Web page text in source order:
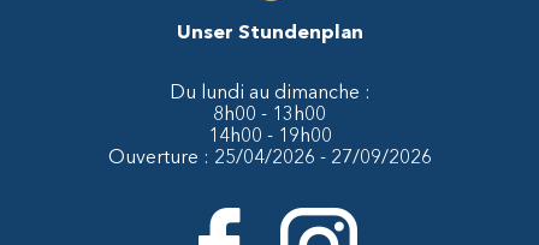
Unser Stundenplan
Du lundi au dimanche :
8h00 - 13h00
14h00 - 19h00
Ouverture : 25/04/2026 - 27/09/2026